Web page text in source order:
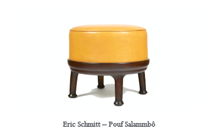
Eric Schmitt – Pouf Salammbô